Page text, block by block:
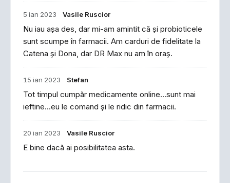
5 ian 2023 Vasile Ruscior
Nu iau așa des, dar mi-am amintit că și probioticele
sunt scumpe în farmacii. Am carduri de fidelitate la
Catena și Dona, dar DR Max nu am în oraș.
15 ian 2023 Stefan
Tot timpul cumpăr medicamente online...sunt mai
ieftine...eu le comand și le ridic din farmacii.
20 ian 2023 Vasile Ruscior
E bine dacă ai posibilitatea asta.